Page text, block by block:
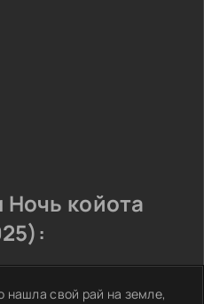
койота
свой рай на земле,